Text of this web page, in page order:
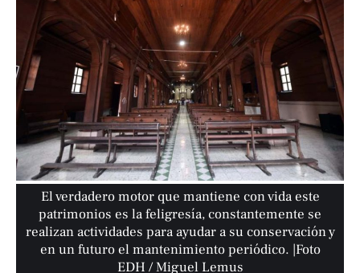
El verdadero motor que mantiene con vida este
patrimonios es la feligresía, constantemente se
realizan actividades para ayudar a su conservación y
en un futuro el mantenimiento periódico. |Foto
EDH / Miguel Lemus